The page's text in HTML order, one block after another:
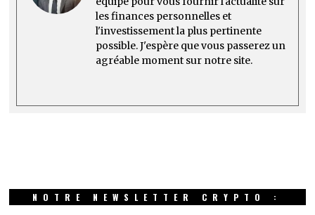
les finances personnelles et
l'investissement la plus pertinente
possible. J'espère que vous passerez un
agréable moment sur notre site.
NOTRE NEWSLETTER CRYPTO :